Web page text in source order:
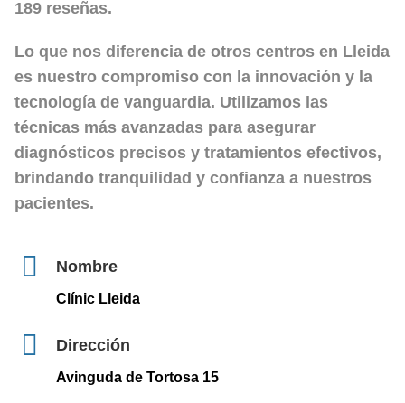
189 reseñas.
Lo que nos diferencia de otros centros en Lleida
es nuestro compromiso con la innovación y la
tecnología de vanguardia. Utilizamos las
técnicas más avanzadas para asegurar
diagnósticos precisos y tratamientos efectivos,
brindando tranquilidad y confianza a nuestros
pacientes.
Nombre
Clínic Lleida
Dirección
Avinguda de Tortosa 15